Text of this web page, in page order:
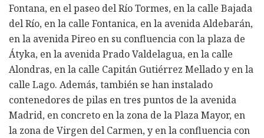
Fontana, en el paseo del Río Tormes, en la calle Bajada
del Río, en la calle Fontanica, en la avenida Aldebarán,
en la avenida Pireo en su confluencia con la plaza de
Átyka, en la avenida Prado Valdelagua, en la calle
Alondras, en la calle Capitán Gutiérrez Mellado y en la
calle Lago. Además, también se han instalado
contenedores de pilas en tres puntos de la avenida
Madrid, en concreto en la zona de la Plaza Mayor, en
la zona de Virgen del Carmen, y en la confluencia con